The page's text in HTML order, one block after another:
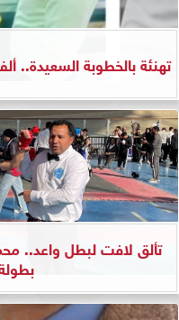
تهنئة بالخطوبة السعيدة..
تألق لافت لبطل واعد..